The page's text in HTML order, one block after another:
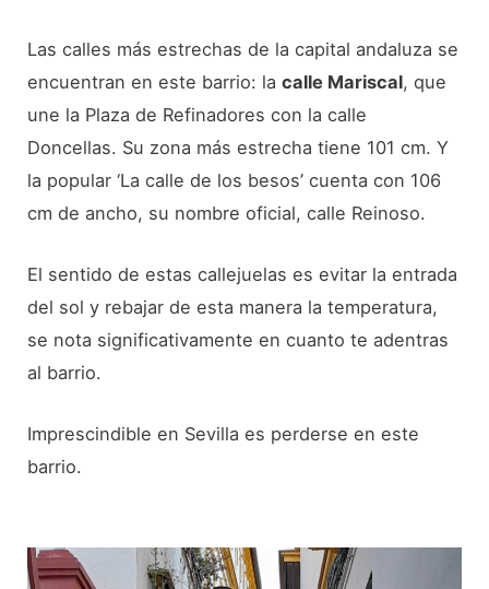
Las calles más estrechas de la capital andaluza se
encuentran en este barrio: lacalle Mariscal, que
une la Plaza de Refinadores con la calle
Doncellas. Su zona más estrecha tiene 101 cm. Y
la popular ‘La calle de los besos’ cuenta con 106
cm de ancho, su nombre oficial, calle Reinoso.
El sentido de estas callejuelas es evitar la entrada
del sol y rebajar de esta manera la temperatura,
se nota significativamente en cuanto te adentras
al barrio.
Imprescindible en Sevilla es perderse en este
barrio.